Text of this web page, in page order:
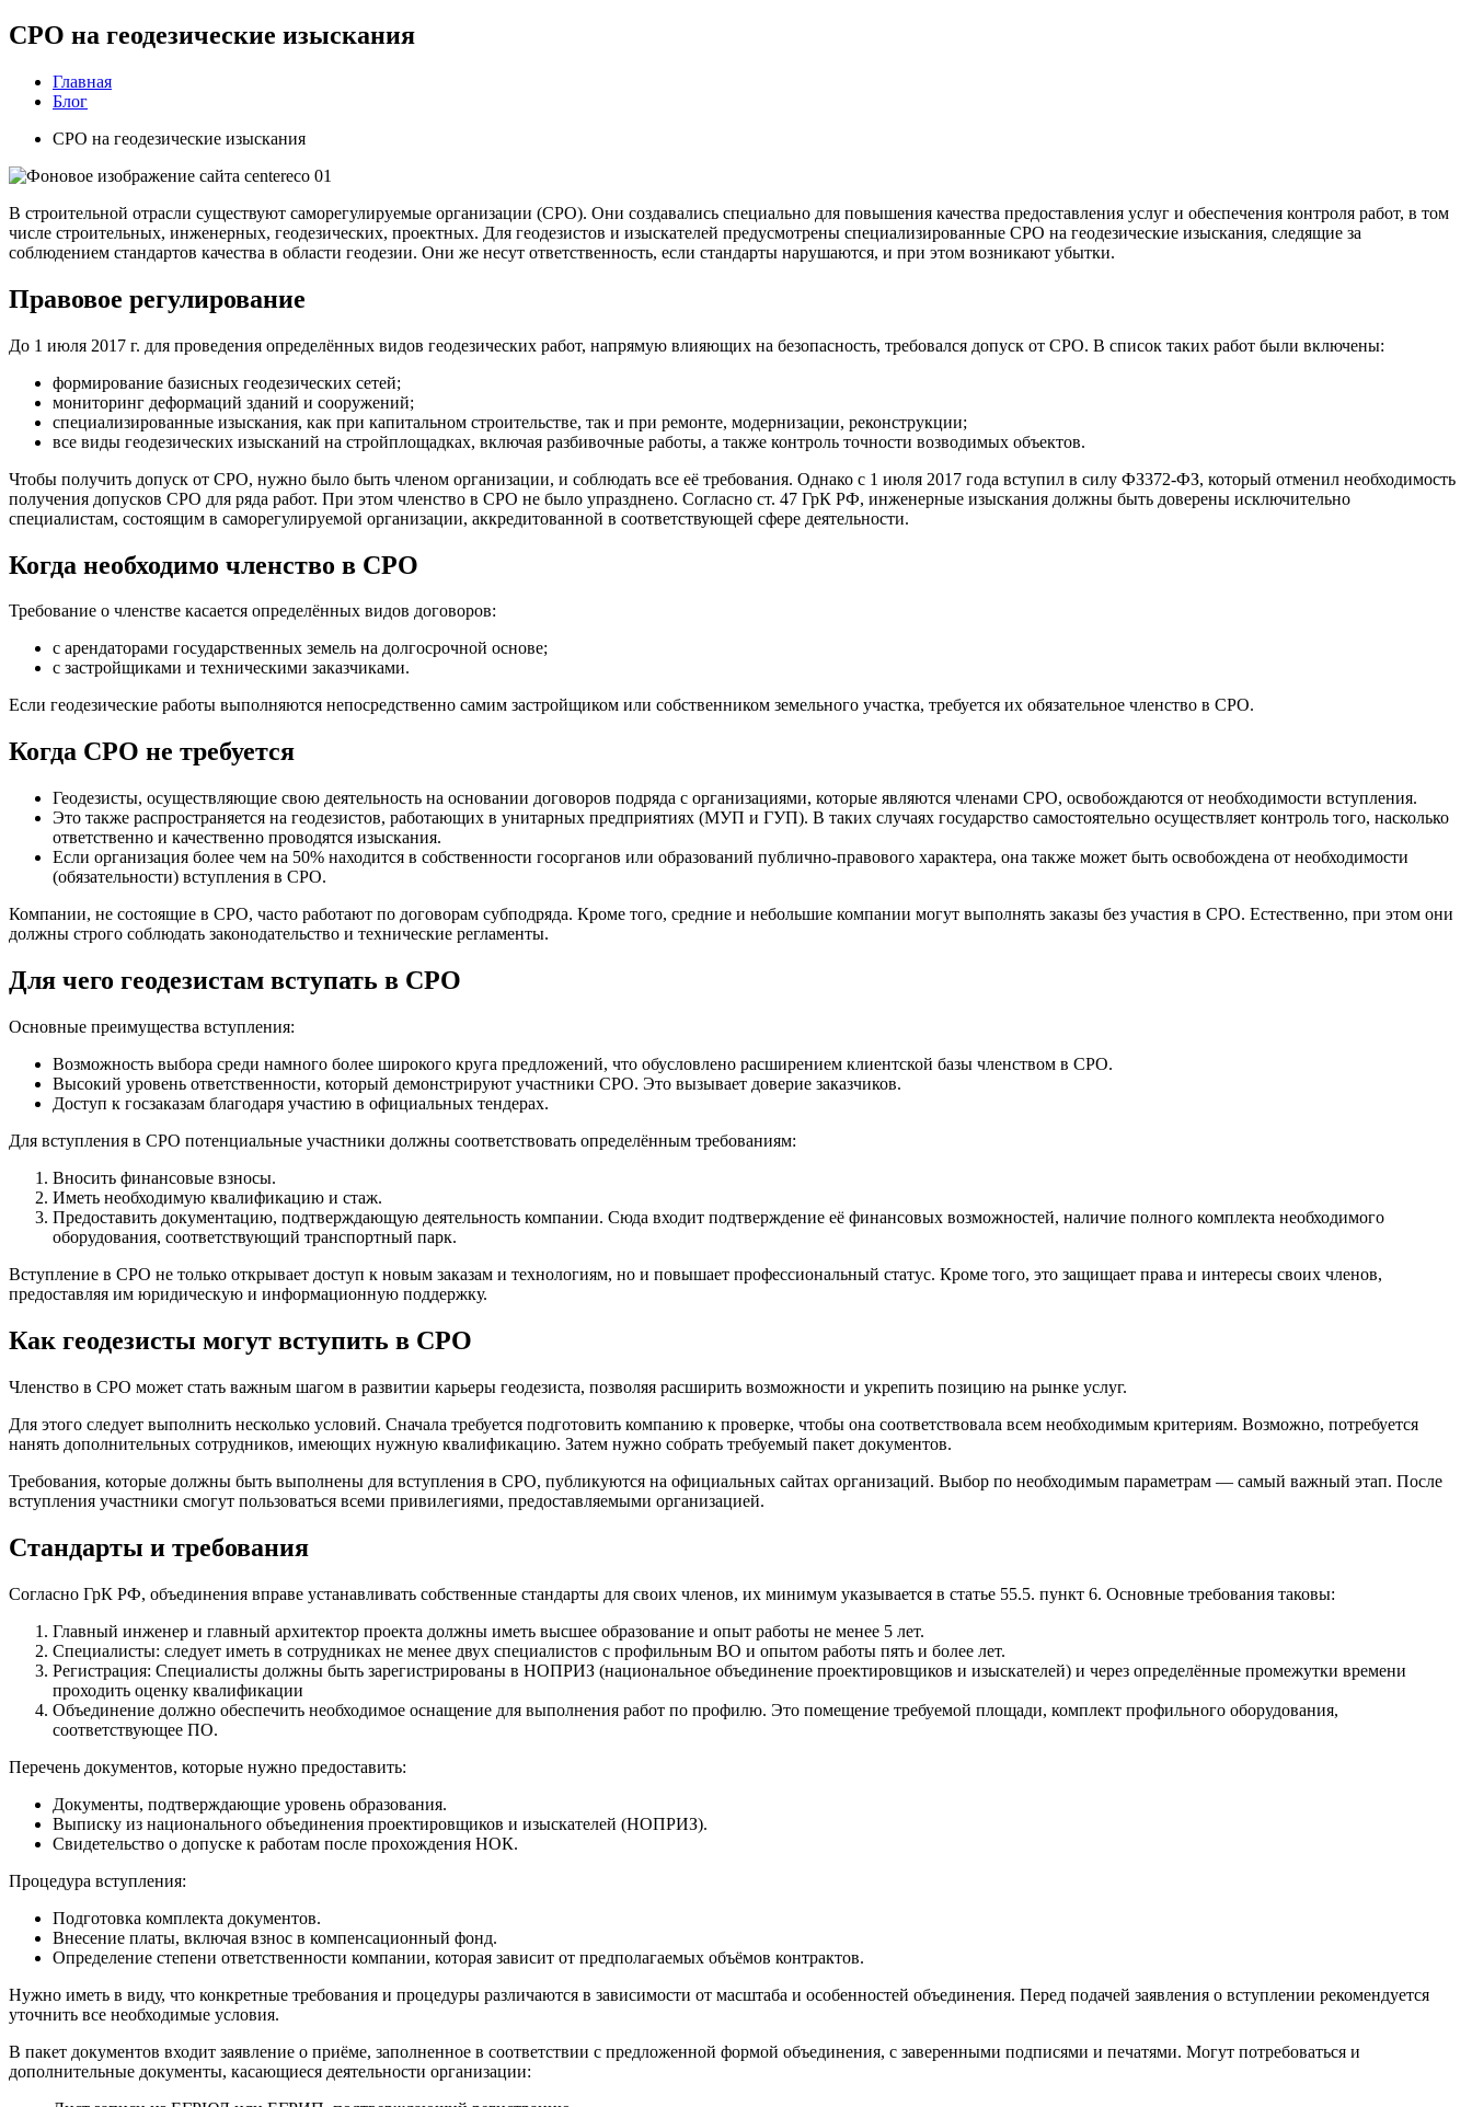
СРО на геодезические изыскания
Главная
Блог
СРО на геодезические изыскания
В строительной отрасли существуют саморегулируемые организации (СРО). Они создавались специально для повышения качества предоставления услуг и обеспечения контроля работ, в том
числе строительных, инженерных, геодезических, проектных. Для геодезистов и изыскателей предусмотрены специализированные СРО на геодезические изыскания, следящие за
соблюдением стандартов качества в области геодезии. Они же несут ответственность, если стандарты нарушаются, и при этом возникают убытки.
Правовое регулирование
До 1 июля 2017 г. для проведения определённых видов геодезических работ, напрямую влияющих на безопасность, требовался допуск от СРО. В список таких работ были включены:
формирование базисных геодезических сетей;
мониторинг деформаций зданий и сооружений;
специализированные изыскания, как при капитальном строительстве, так и при ремонте, модернизации, реконструкции;
все виды геодезических изысканий на стройплощадках, включая разбивочные работы, а также контроль точности возводимых объектов.
Чтобы получить допуск от СРО, нужно было быть членом организации, и соблюдать все её требования. Однако с 1 июля 2017 года вступил в силу ФЗ372-ФЗ, который отменил необходимость
получения допусков СРО для ряда работ. При этом членство в СРО не было упразднено. Согласно ст. 47 ГрК РФ, инженерные изыскания должны быть доверены исключительно
специалистам, состоящим в саморегулируемой организации, аккредитованной в соответствующей сфере деятельности.
Когда необходимо членство в СРО
Требование о членстве касается определённых видов договоров:
с арендаторами государственных земель на долгосрочной основе;
с застройщиками и техническими заказчиками.
Если геодезические работы выполняются непосредственно самим застройщиком или собственником земельного участка, требуется их обязательное членство в СРО.
Когда СРО не требуется
Геодезисты, осуществляющие свою деятельность на основании договоров подряда с организациями, которые являются членами СРО, освобождаются от необходимости вступления.
Это также распространяется на геодезистов, работающих в унитарных предприятиях (МУП и ГУП). В таких случаях государство самостоятельно осуществляет контроль того, насколько
ответственно и качественно проводятся изыскания.
Если организация более чем на 50% находится в собственности госорганов или образований публично-правового характера, она также может быть освобождена от необходимости
(обязательности) вступления в СРО.
Компании, не состоящие в СРО, часто работают по договорам субподряда. Кроме того, средние и небольшие компании могут выполнять заказы без участия в СРО. Естественно, при этом они
должны строго соблюдать законодательство и технические регламенты.
Для чего геодезистам вступать в СРО
Основные преимущества вступления:
Возможность выбора среди намного более широкого круга предложений, что обусловлено расширением клиентской базы членством в СРО.
Высокий уровень ответственности, который демонстрируют участники СРО. Это вызывает доверие заказчиков.
Доступ к госзаказам благодаря участию в официальных тендерах.
Для вступления в СРО потенциальные участники должны соответствовать определённым требованиям:
Вносить финансовые взносы.
Иметь необходимую квалификацию и стаж.
Предоставить документацию, подтверждающую деятельность компании. Сюда входит подтверждение её финансовых возможностей, наличие полного комплекта необходимого
оборудования, соответствующий транспортный парк.
Вступление в СРО не только открывает доступ к новым заказам и технологиям, но и повышает профессиональный статус. Кроме того, это защищает права и интересы своих членов,
предоставляя им юридическую и информационную поддержку.
Как геодезисты могут вступить в СРО
Членство в СРО может стать важным шагом в развитии карьеры геодезиста, позволяя расширить возможности и укрепить позицию на рынке услуг.
Для этого следует выполнить несколько условий. Сначала требуется подготовить компанию к проверке, чтобы она соответствовала всем необходимым критериям. Возможно, потребуется
нанять дополнительных сотрудников, имеющих нужную квалификацию. Затем нужно собрать требуемый пакет документов.
Требования, которые должны быть выполнены для вступления в СРО, публикуются на официальных сайтах организаций. Выбор по необходимым параметрам — самый важный этап. После
вступления участники смогут пользоваться всеми привилегиями, предоставляемыми организацией.
Стандарты и требования
Согласно ГрК РФ, объединения вправе устанавливать собственные стандарты для своих членов, их минимум указывается в статье 55.5. пункт 6. Основные требования таковы:
Главный инженер и главный архитектор проекта должны иметь высшее образование и опыт работы не менее 5 лет.
Специалисты: следует иметь в сотрудниках не менее двух специалистов с профильным ВО и опытом работы пять и более лет.
Регистрация: Специалисты должны быть зарегистрированы в НОПРИЗ (национальное объединение проектировщиков и изыскателей) и через определённые промежутки времени
проходить оценку квалификации
Объединение должно обеспечить необходимое оснащение для выполнения работ по профилю. Это помещение требуемой площади, комплект профильного оборудования,
соответствующее ПО.
Перечень документов, которые нужно предоставить:
Документы, подтверждающие уровень образования.
Выписку из национального объединения проектировщиков и изыскателей (НОПРИЗ).
Свидетельство о допуске к работам после прохождения НОК.
Процедура вступления:
Подготовка комплекта документов.
Внесение платы, включая взнос в компенсационный фонд.
Определение степени ответственности компании, которая зависит от предполагаемых объёмов контрактов.
Нужно иметь в виду, что конкретные требования и процедуры различаются в зависимости от масштаба и особенностей объединения. Перед подачей заявления о вступлении рекомендуется
уточнить все необходимые условия.
В пакет документов входит заявление о приёме, заполненное в соответствии с предложенной формой объединения, с заверенными подписями и печатями. Могут потребоваться и
дополнительные документы, касающиеся деятельности организации: